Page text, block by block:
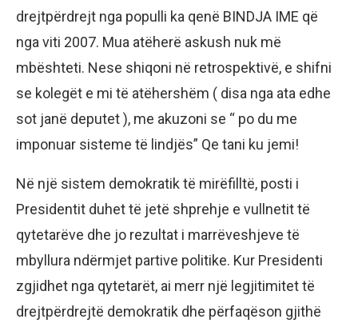
drejtpërdrejt nga populli ka qenë BINDJA IME që
nga viti 2007. Mua atëherë askush nuk më
mbështeti. Nese shiqoni në retrospektivë, e shifni
se kolegët e mi të atëhershëm ( disa nga ata edhe
sot janë deputet ), me akuzoni se “ po du me
imponuar sisteme të lindjës” Qe tani ku jemi!
Në një sistem demokratik të mirëfilltë, posti i
Presidentit duhet të jetë shprehje e vullnetit të
qytetarëve dhe jo rezultat i marrëveshjeve të
mbyllura ndërmjet partive politike. Kur Presidenti
zgjidhet nga qytetarët, ai merr një legjitimitet të
drejtpërdrejtë demokratik dhe përfaqëson gjithë